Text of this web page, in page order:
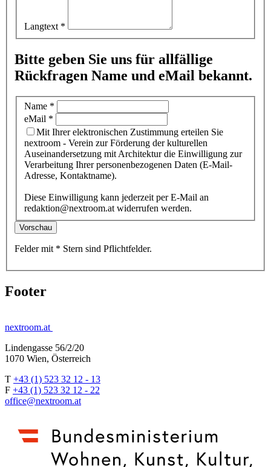
Langtext *
Bitte geben Sie uns für allfällige
Rückfragen Name und eMail bekannt.
Name *
eMail *
Mit Ihrer elektronischen Zustimmung erteilen Sie
nextroom - Verein zur Förderung der kulturellen
Auseinandersetzung mit Architektur die Einwilligung zur
Verarbeitung Ihrer personenbezogenen Daten (E-Mail-
Adresse, Kontaktname).
Diese Einwilligung kann jederzeit per E-Mail an
redaktion@nextroom.at widerrufen werden.
Vorschau
Felder mit * Stern sind Pflichtfelder.
Footer
nextroom.at
Lindengasse 56/2/20
1070 Wien, Österreich
T +43 (1) 523 32 12 - 13
F +43 (1) 523 32 12 - 22
office@nextroom.at